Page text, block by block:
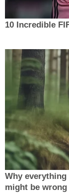
10 Incredible
Why
might be wrong